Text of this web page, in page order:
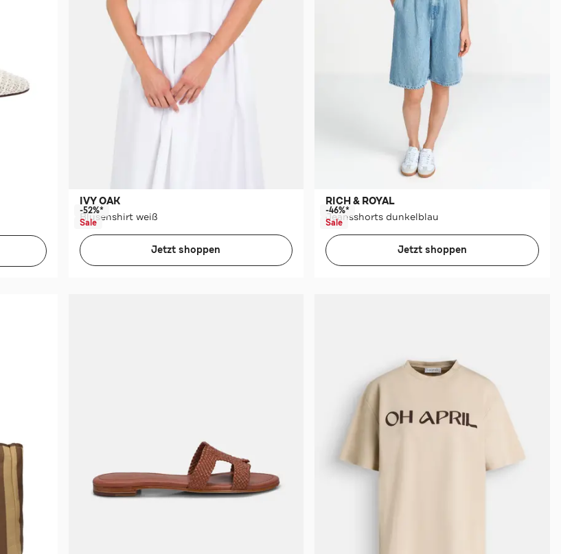
IVY OAK
Blusenshirt weiß
-52%*
Sale
Jetzt shoppen
RICH & ROYAL
Jeansshorts dunkelblau
-46%*
Sale
Jetzt shoppen